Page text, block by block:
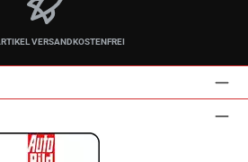
VERSANDKOSTENFREI